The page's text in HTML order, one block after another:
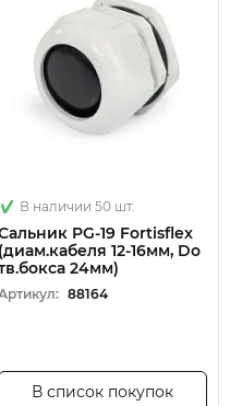
В наличии 50 шт.
PG-19 Fortisflex
(диам.кабеля 12-16мм, Dо
24мм)
88164
В список покупок